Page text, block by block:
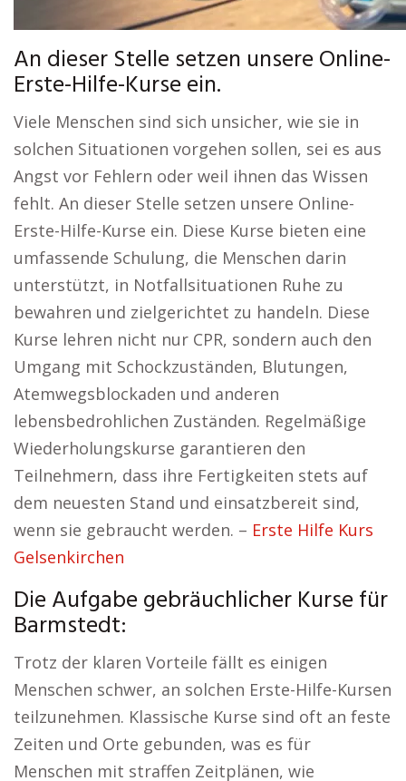
An dieser Stelle setzen unsere Online-
Erste-Hilfe-Kurse ein.
Viele Menschen sind sich unsicher, wie sie in
solchen Situationen vorgehen sollen, sei es aus
Angst vor Fehlern oder weil ihnen das Wissen
fehlt. An dieser Stelle setzen unsere Online-
Erste-Hilfe-Kurse ein. Diese Kurse bieten eine
umfassende Schulung, die Menschen darin
unterstützt, in Notfallsituationen Ruhe zu
bewahren und zielgerichtet zu handeln. Diese
Kurse lehren nicht nur CPR, sondern auch den
Umgang mit Schockzuständen, Blutungen,
Atemwegsblockaden und anderen
lebensbedrohlichen Zuständen. Regelmäßige
Wiederholungskurse garantieren den
Teilnehmern, dass ihre Fertigkeiten stets auf
dem neuesten Stand und einsatzbereit sind,
wenn sie gebraucht werden. – Erste Hilfe Kurs
Gelsenkirchen
Die Aufgabe gebräuchlicher Kurse für
Barmstedt:
Trotz der klaren Vorteile fällt es einigen
Menschen schwer, an solchen Erste-Hilfe-Kursen
teilzunehmen. Klassische Kurse sind oft an feste
Zeiten und Orte gebunden, was es für
Menschen mit straffen Zeitplänen, wie